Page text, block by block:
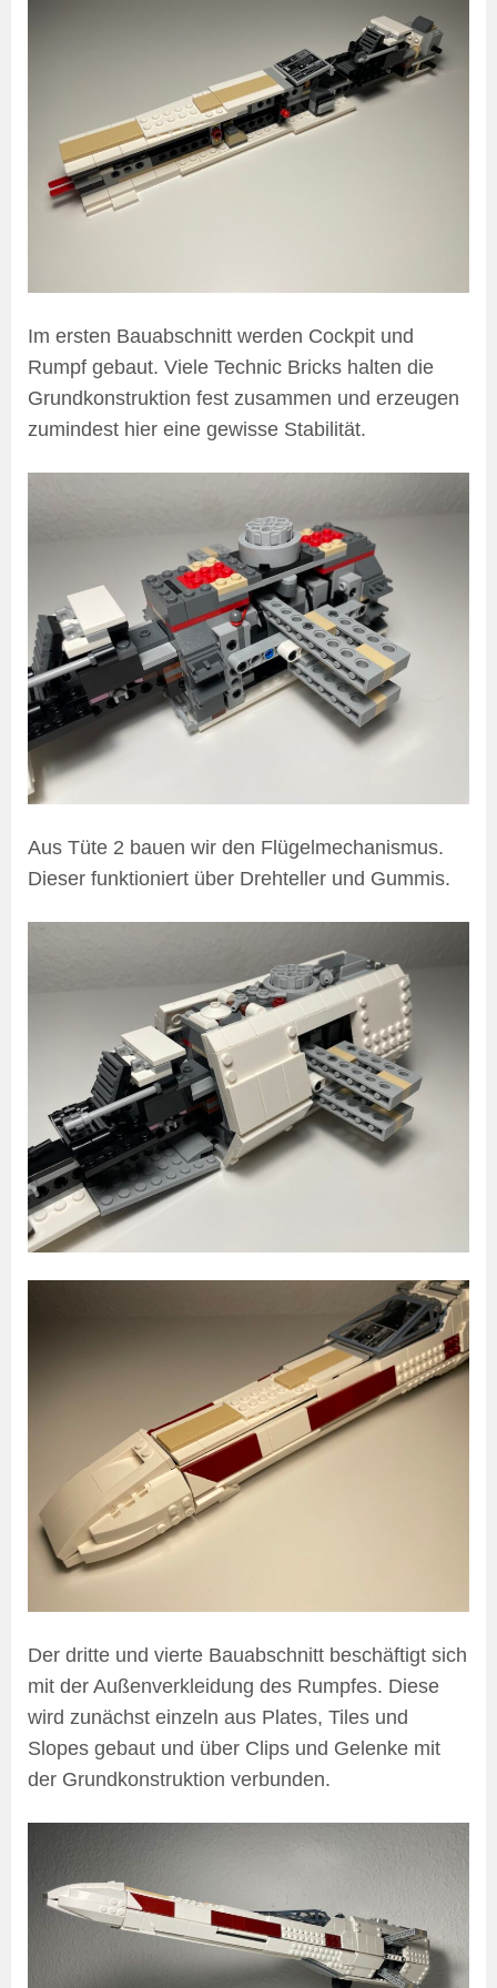
Im ersten Bauabschnitt werden Cockpit und
Rumpf gebaut. Viele Technic Bricks halten die
Grundkonstruktion fest zusammen und erzeugen
zumindest hier eine gewisse Stabilität.
Aus Tüte 2 bauen wir den Flügelmechanismus.
Dieser funktioniert über Drehteller und Gummis.
Der dritte und vierte Bauabschnitt beschäftigt sich
mit der Außenverkleidung des Rumpfes. Diese
wird zunächst einzeln aus Plates, Tiles und
Slopes gebaut und über Clips und Gelenke mit
der Grundkonstruktion verbunden.